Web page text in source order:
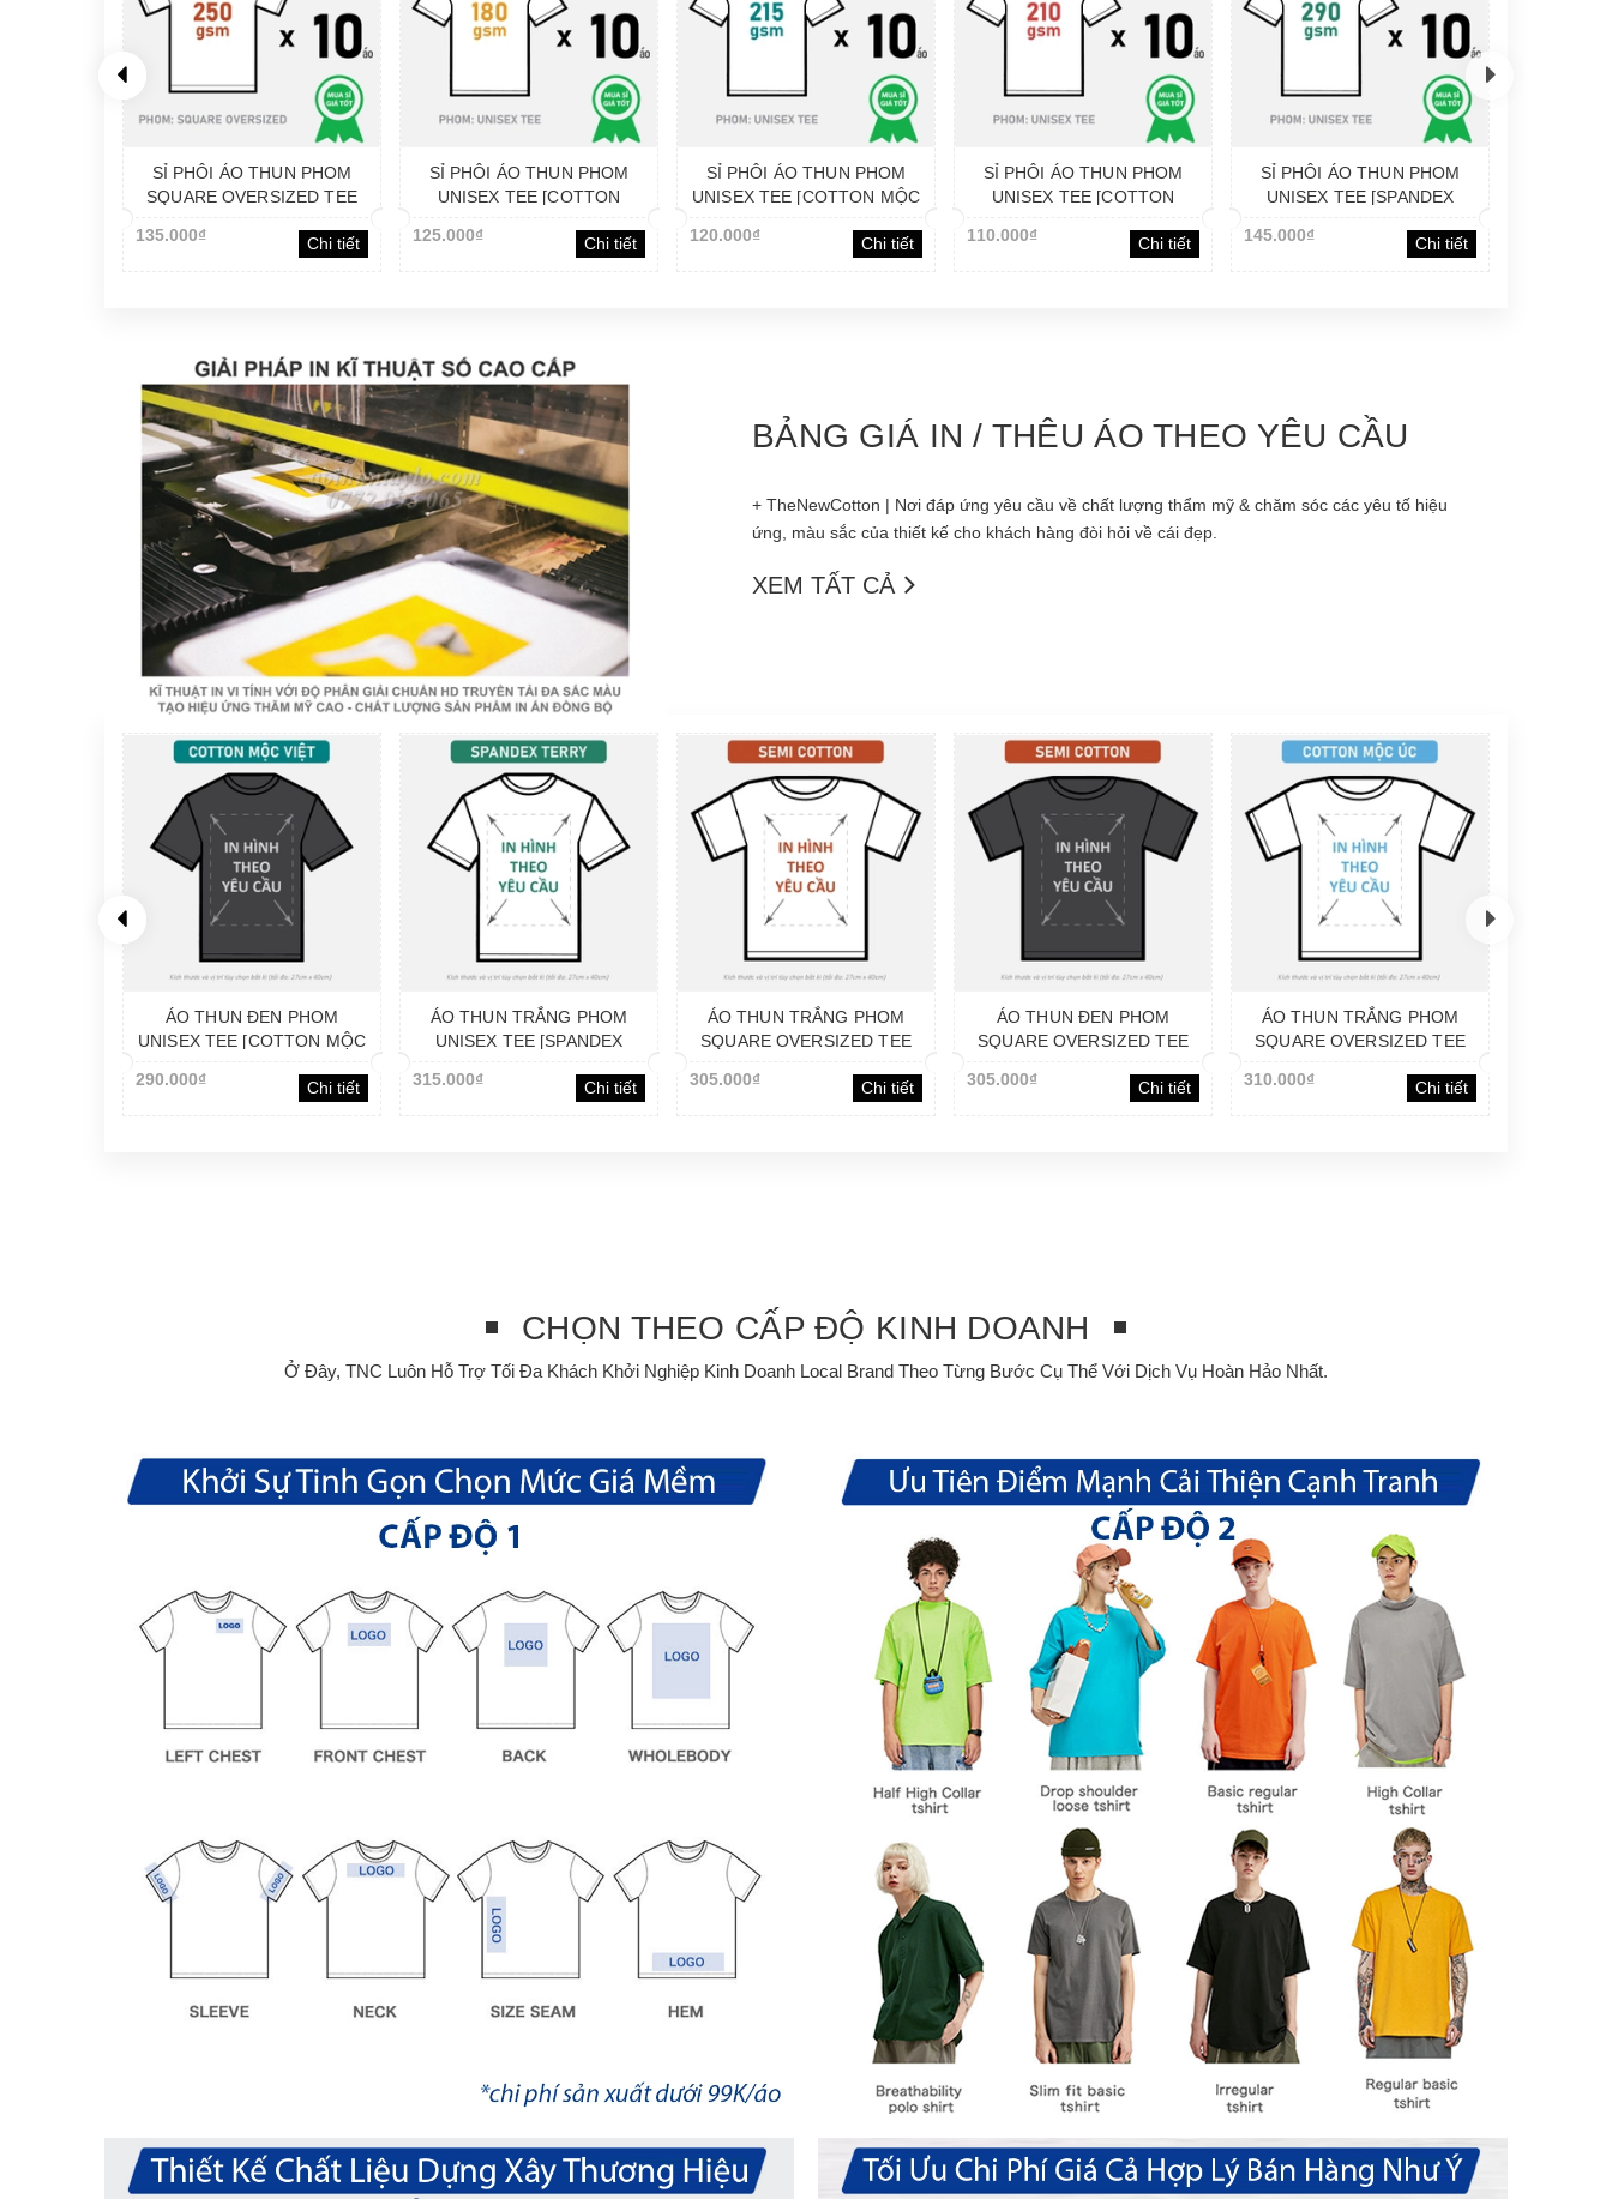
SỈ PHÔI ÁO THUN PHOM
SQUARE OVERSIZED TEE
CHUẨN THỜI TRANG
135.000₫ Chi tiết
SỈ PHÔI ÁO THUN PHOM
UNISEX TEE [COTTON
125.000₫ Chi tiết
SỈ PHÔI ÁO THUN PHOM
UNISEX TEE [COTTON MỘC
120.000₫ Chi tiết
SỈ PHÔI ÁO THUN PHOM
UNISEX TEE [COTTON
110.000₫ Chi tiết
SỈ PHÔI ÁO THUN PHOM
UNISEX TEE [SPANDEX
145.000₫ Chi tiết
BẢNG GIÁ IN / THÊU ÁO THEO YÊU CẦU
+ TheNewCotton | Nơi đáp ứng yêu cầu về chất lượng thẩm mỹ & chăm sóc các yêu tố hiệu
ứng, màu sắc của thiết kế cho khách hàng đòi hỏi về cái đẹp.
XEM TẤT CẢ
ÁO THUN ĐEN PHOM
UNISEX TEE [COTTON MỘC
290.000₫ Chi tiết
ÁO THUN TRẮNG PHOM
UNISEX TEE [SPANDEX
315.000₫ Chi tiết
ÁO THUN TRẮNG PHOM
SQUARE OVERSIZED TEE
THEO YÊU CẦU
305.000₫ Chi tiết
ÁO THUN ĐEN PHOM
SQUARE OVERSIZED TEE
THEO YÊU CẦU
305.000₫ Chi tiết
ÁO THUN TRẮNG PHOM
SQUARE OVERSIZED TEE
THEO YÊU CẦU
310.000₫ Chi tiết
CHỌN THEO CẤP ĐỘ KINH DOANH
Ở Đây, TNC Luôn Hỗ Trợ Tối Đa Khách Khởi Nghiệp Kinh Doanh Local Brand Theo Từng Bước Cụ Thể Với Dịch Vụ Hoàn Hảo Nhất.